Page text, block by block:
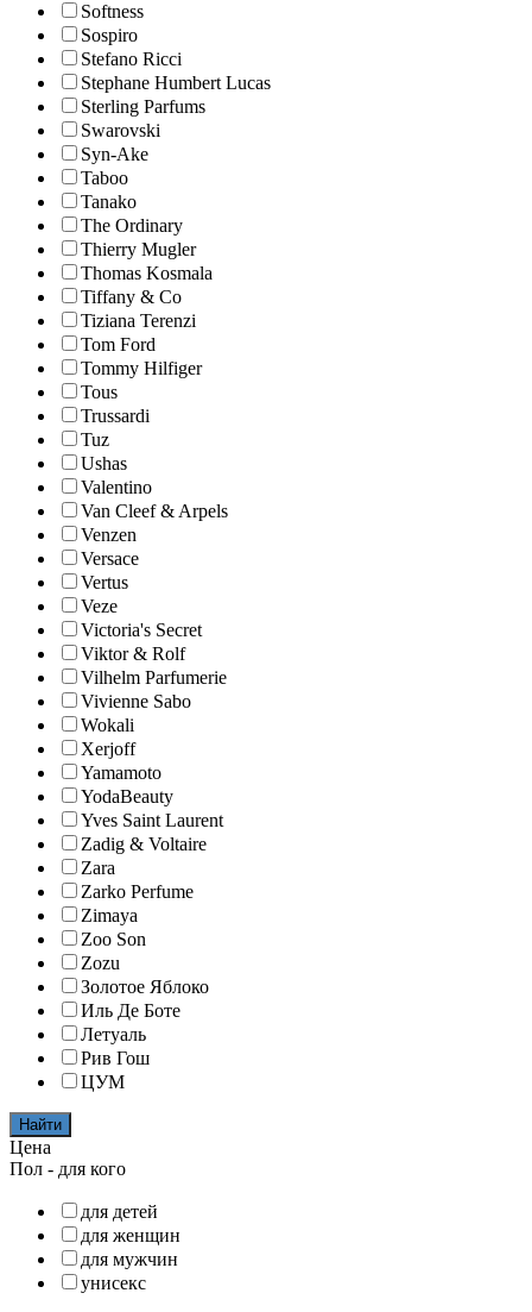
Softness
Sospiro
Stefano Ricci
Stephane Humbert Lucas
Sterling Parfums
Swarovski
Syn-Ake
Taboo
Tanako
The Ordinary
Thierry Mugler
Thomas Kosmala
Tiffany & Co
Tiziana Terenzi
Tom Ford
Tommy Hilfiger
Tous
Trussardi
Tuz
Ushas
Valentino
Van Cleef & Arpels
Venzen
Versace
Vertus
Veze
Victoria's Secret
Viktor & Rolf
Vilhelm Parfumerie
Vivienne Sabo
Wokali
Xerjoff
Yamamoto
YodaBeauty
Yves Saint Laurent
Zadig & Voltaire
Zara
Zarko Perfume
Zimaya
Zoo Son
Zozu
Золотое Яблоко
Иль Де Боте
Летуаль
Рив Гош
ЦУМ
Найти
Цена
Пол - для кого
для детей
для женщин
для мужчин
унисекс